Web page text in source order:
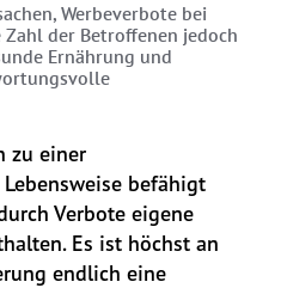
Werbeverbote bei
der Betroffenen jedoch
Ernährung und
zu einer
befähigt
Verbote eigene
Es ist höchst an
endlich eine